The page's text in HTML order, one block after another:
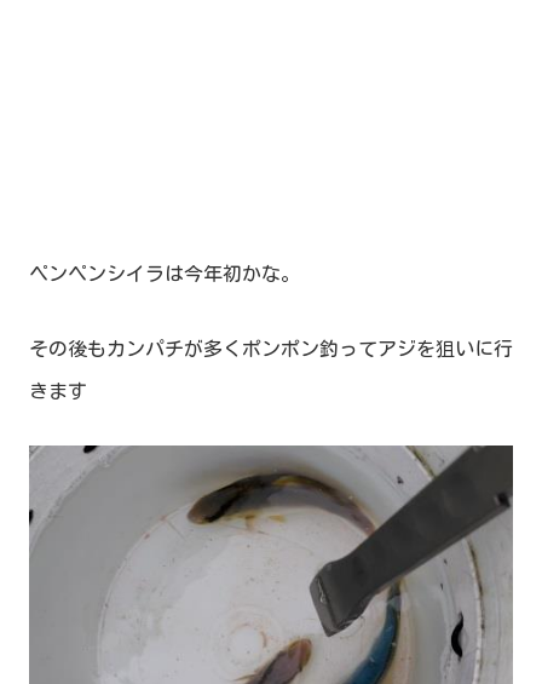
ペンペンシイラは今年初かな。
その後もカンパチが多くポンポン釣ってアジを狙いに行
きます